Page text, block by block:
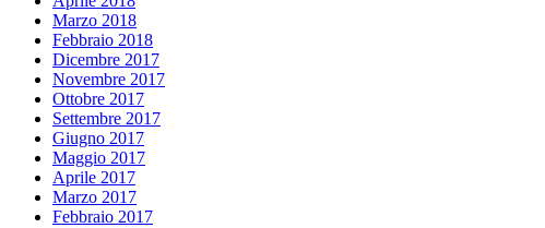
Marzo 2018
Febbraio 2018
Dicembre 2017
Novembre 2017
Ottobre 2017
Settembre 2017
Giugno 2017
Maggio 2017
Aprile 2017
Marzo 2017
Febbraio 2017